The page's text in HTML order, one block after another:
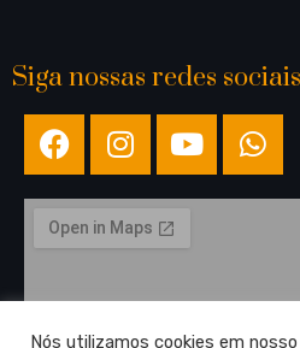
Siga nossas redes
Nós utilizamos cookies em